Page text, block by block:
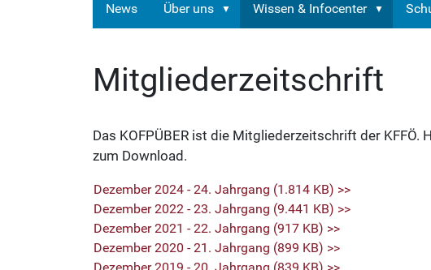
News Über uns Wissen & Infocenter
Mitgliederzeitschrift
Das KOFPÜBER ist die Mitgliederzeitschrift der KFFÖ.
zum Download.
Dezember 2024 - 24. Jahrgang (1.814 KB) >>
Dezember 2022 - 23. Jahrgang (9.441 KB) >>
Dezember 2021 - 22. Jahrgang (917 KB) >>
Dezember 2020 - 21. Jahrgang (899 KB) >>